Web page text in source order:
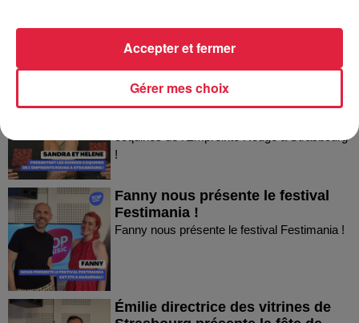
Wettolsheim !
Sandra et Estelle présentent les
soirées coquines de l'Empreinte...
coquines de l'Empreinte Rouge à Strasbourg
!
Fanny nous présente le festival
Festimania !
Fanny nous présente le festival Festimania !
Émilie directrice des vitrines de
Gérer mes choix
Accepter et fermer